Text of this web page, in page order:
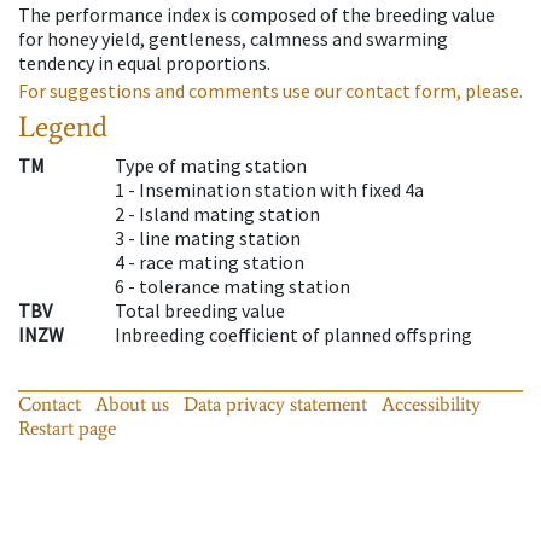
The performance index is composed of the breeding value
for honey yield, gentleness, calmness and swarming
tendency in equal proportions.
For suggestions and comments use our contact form, please.
Legend
TM
Type of mating station
1 - Insemination station with fixed 4a
2 - Island mating station
3 - line mating station
4 - race mating station
6 - tolerance mating station
TBV
Total breeding value
INZW
Inbreeding coefficient of planned offspring
Contact About us Data privacy statement
Accessibility
Restart page